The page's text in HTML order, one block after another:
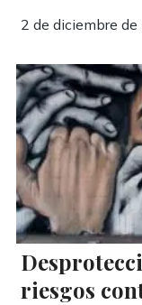
2 de diciembre
riesgos